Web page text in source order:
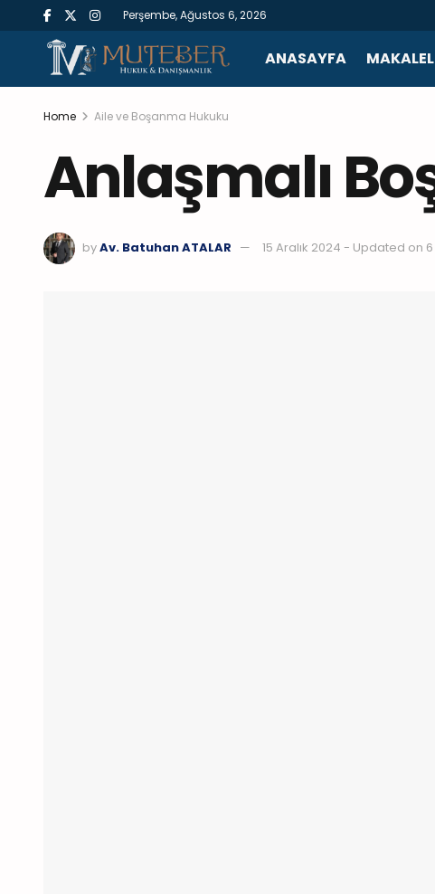
Perşembe, Ağustos 6, 2026
ANASAYFA
Home Aile ve Boşanma Hukuku
Anlaşmalı
byAv. Batuhan ATALAR 15 Aralık 2024 - Updated on